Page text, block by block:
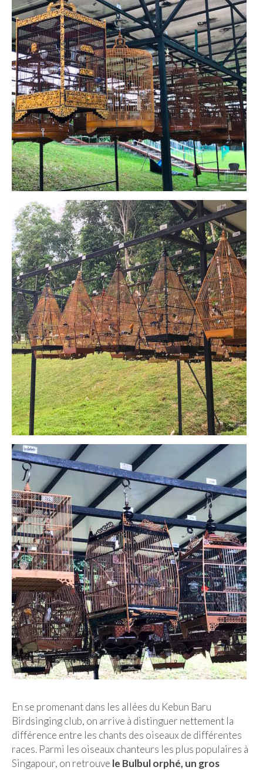
– Hanoi
– Hué & Hoi An
– Quy Nhon
BONNES ADRESSES
BERLIN
Restos asiatiques
Marchés
CHIANG MAI
Cafés
HANOI
Cafés insolites
Cafés avec vue sur lac
LONDRES
Marchés
Cafés
PARIS
Restos chinois
Restos coréens
Restos japonais
Restos vietnamiens
En se promenant dans les allées du Kebun Baru
Birdsinging club, on arrive à distinguer nettement la
différence entre les chants des oiseaux de différentes
races. Parmi les oiseaux chanteurs les plus populaires à
Singapour, on retrouve le Bulbul orphé, un gros